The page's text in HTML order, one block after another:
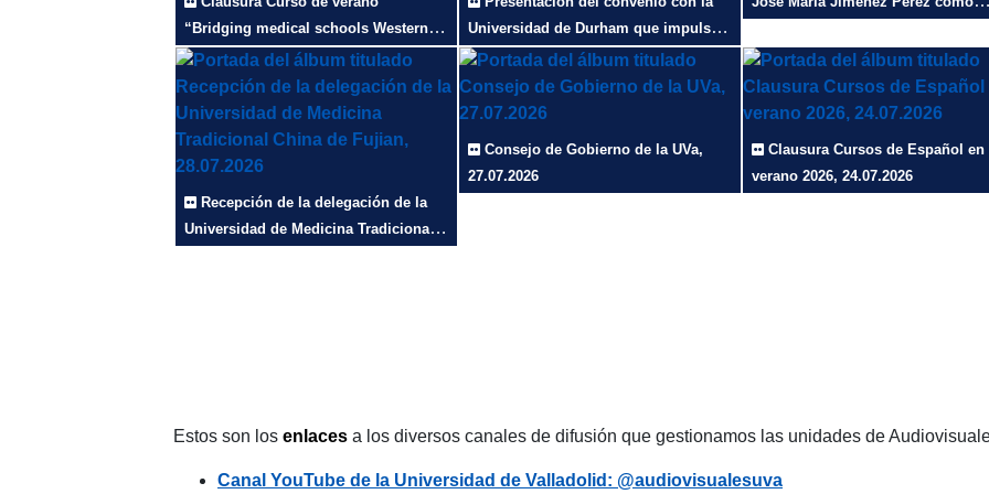
“Bridging medical schools Western
clinical immersion in Spain for
Traditional Chinese Medicine
students”, 31.07.2026
Universidad de Durham que impulsa
la investigación sobre la Prehistoria
del valle de Arlanza liderada por la
UVa, 30.07.2026
28.07.2026
Recepción de la delegación de la
Universidad de Medicina Tradicional
Consejo de Gobierno de la UVa,
27.07.2026
Clausura Cursos de Español en
verano 2026, 24.07.2026
Estos son los enlaces a los diversos canales de difusión que gestionamos las unidades de
Canal YouTube de la Universidad de Valladolid: @audiovisualesuva